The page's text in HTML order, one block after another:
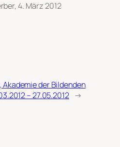
4. März 2012
der Bildenden
– 27.05.2012 →